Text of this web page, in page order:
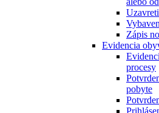
Zápis
Evidencia
procesy
pobyte